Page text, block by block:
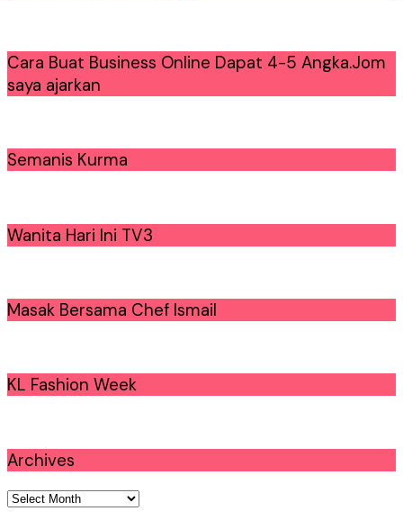
Cara Buat Business Online Dapat 4-5 Angka.Jom
saya ajarkan
Semanis Kurma
Wanita Hari Ini TV3
Masak Bersama Chef Ismail
KL Fashion Week
Archives
Archives